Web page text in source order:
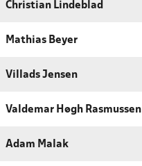
Christian Lindeblad
Mathias Beyer
Villads Jensen
Valdemar Høgh Rasmussen
Adam Malak